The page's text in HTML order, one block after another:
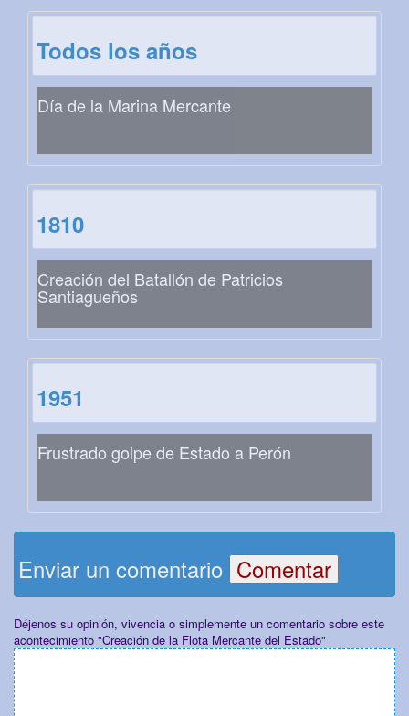
Todos los años
Día de la Marina Mercante
1810
Creación del Batallón de Patricios
Santiagueños
1951
Frustrado golpe de Estado a Perón
Enviar un comentario
Déjenos su opinión, vivencia o simplemente un comentario sobre este
acontecimiento "Creación de la Flota Mercante del Estado"